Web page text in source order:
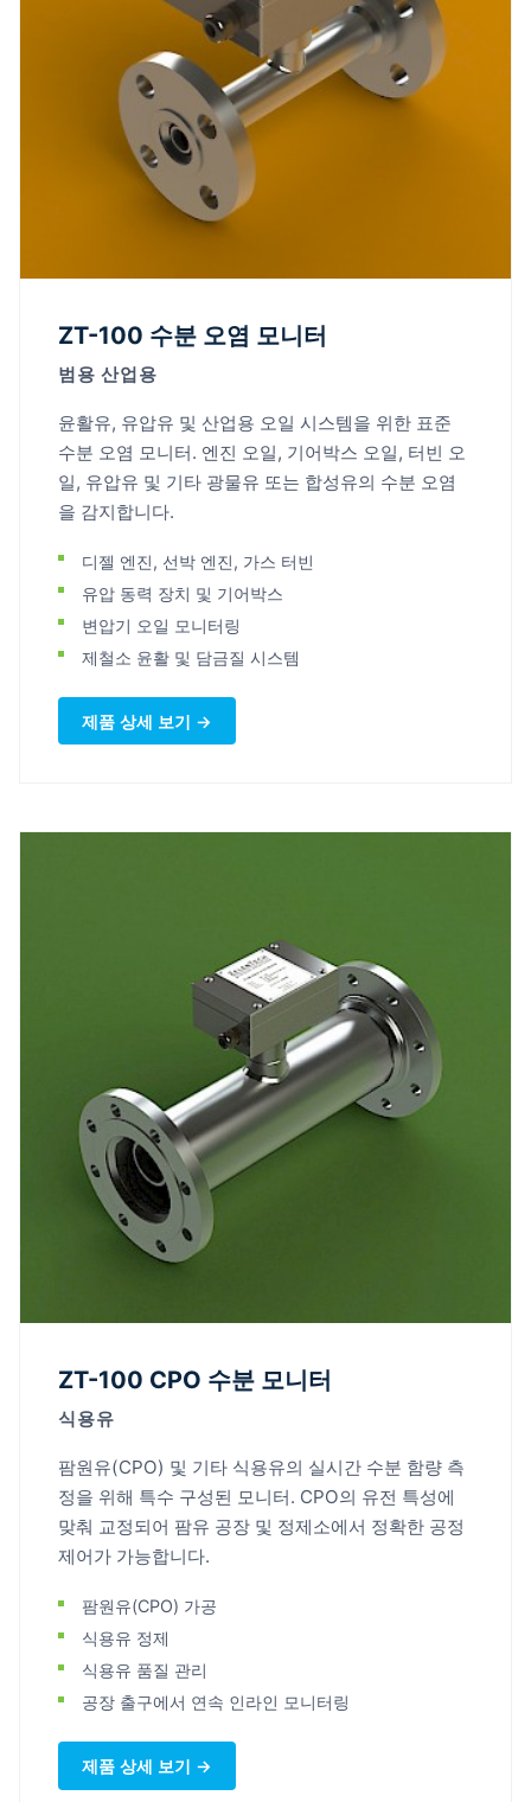
ZT-100 수분 오염 모니터
범용 산업용
윤활유, 유압유 및 산업용 오일 시스템을 위한 표준
수분 오염 모니터. 엔진 오일, 기어박스 오일, 터빈 오
일, 유압유 및 기타 광물유 또는 합성유의 수분 오염
을 감지합니다.
디젤 엔진, 선박 엔진, 가스 터빈
유압 동력 장치 및 기어박스
변압기 오일 모니터링
제철소 윤활 및 담금질 시스템
제품 상세 보기 →
ZT-100 CPO 수분 모니터
식용유
팜원유(CPO) 및 기타 식용유의 실시간 수분 함량 측
정을 위해 특수 구성된 모니터. CPO의 유전 특성에
맞춰 교정되어 팜유 공장 및 정제소에서 정확한 공정
제어가 가능합니다.
팜원유(CPO) 가공
식용유 정제
식용유 품질 관리
공장 출구에서 연속 인라인 모니터링
제품 상세 보기 →